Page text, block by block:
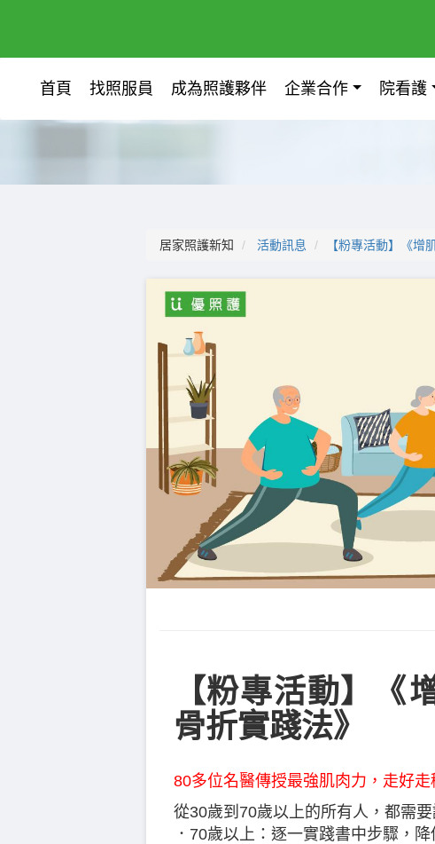
首頁 找照服員 成為照護夥伴 企業合作 院看護
居家照護新知 活動訊息 【粉專活動】《​​增
【粉專活動】《​​
骨折實踐法》
80多位名醫傳授最強肌肉力，走好走
從30歲到70歲以上的所有人，都需要
．70歲以上：逐一實踐書中步驟，降